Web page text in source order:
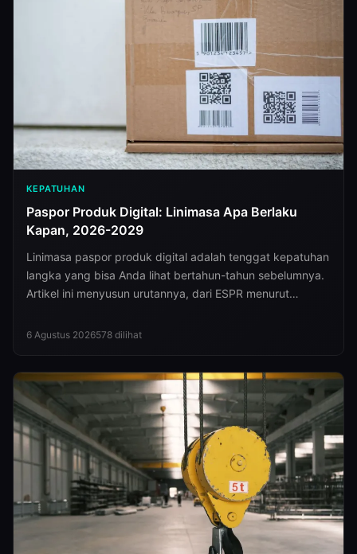
KEPATUHAN
Paspor Produk Digital: Linimasa Apa Berlaku
Kapan, 2026-2029
Linimasa paspor produk digital adalah tenggat kepatuhan
langka yang bisa Anda lihat bertahun-tahun sebelumnya.
Artikel ini menyusun urutannya, dari ESPR menurut
18 February 2027, tekstil, furnitur pada 2028, dan
6 Agustus 2026578 dilihat